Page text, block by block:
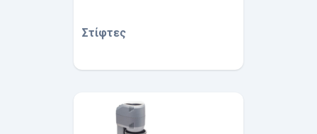
Στίφτες